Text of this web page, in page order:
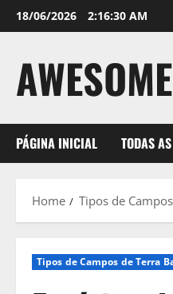
Skip
to
18/06/2026 2:16:31 AM
PÁGINA INICIAL TODAS
Home Tipos de
Tipos de Campos de Terra